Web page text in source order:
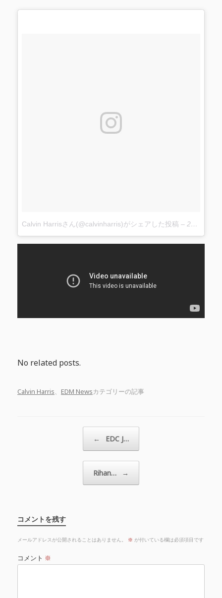
Calvin Harrisさん(@calvinharris)がシェアした投稿 – 2017 3月 28 12:03午後 PDT
No related posts.
Calvin Harris、 EDM Newsカテゴリーの記事
← EDC J…
Rihan… →
コメントを残す
メールアドレスが公開されることはありません。 ※ が付いている欄は必須項目です
コメント ※